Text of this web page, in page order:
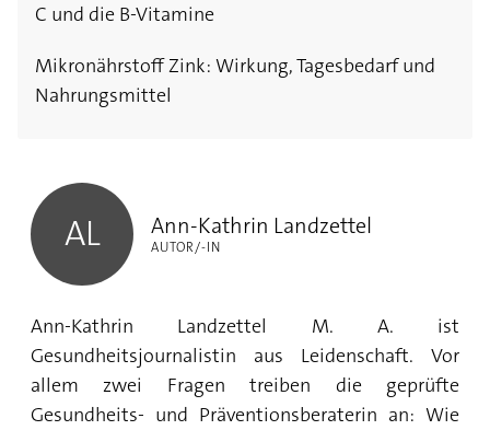
C und die B-Vitamine
Mikronährstoff Zink: Wirkung, Tagesbedarf und
Nahrungsmittel
AL Ann-Kathrin Landzettel
AUTOR/-IN
Ann-Kathrin Landzettel M. A. ist
Gesundheitsjournalistin aus Leidenschaft. Vor
allem zwei Fragen treiben die geprüfte
Gesundheits- und Präventionsberaterin an: Wie